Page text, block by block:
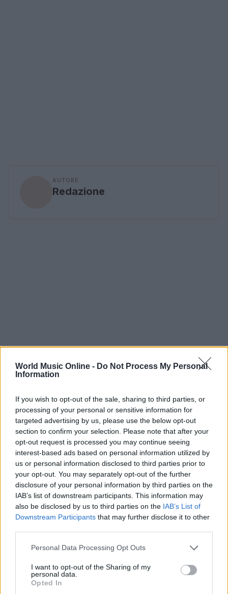
World Music Online - Do Not Process My Personal
Information
If you wish to opt-out of the sale, sharing to third parties, or
processing of your personal or sensitive information for
targeted advertising by us, please use the below opt-out
section to confirm your selection. Please note that after your
opt-out request is processed you may continue seeing
interest-based ads based on personal information utilized by
us or personal information disclosed to third parties prior to
your opt-out. You may separately opt-out of the further
disclosure of your personal information by third parties on the
IAB’s list of downstream participants. This information may
also be disclosed by us to third parties on the IAB’s List of
Downstream Participants that may further disclose it to other
Please note that this website/app uses one or more Google
not limited to your visit or usage behaviour. You may click to
grant or deny consent to Google and its third-party tags to
use your data for below specified purposes in below Google
Personal Data Processing Opt Outs
I want to opt-out of the Sharing of my
personal data.
Opted In
AUTORE
Redazione
Continua a leggere
RECENSIONI